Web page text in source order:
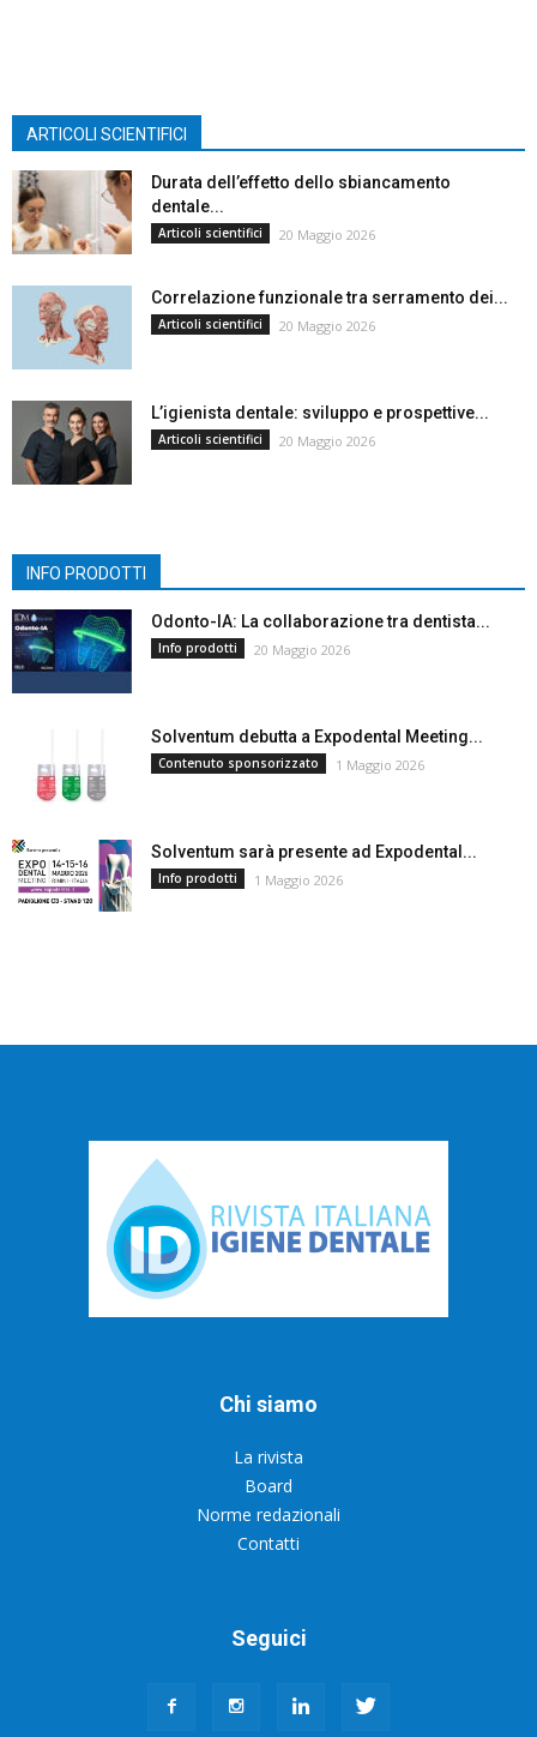
ARTICOLI SCIENTIFICI
Durata dell’effetto dello sbiancamento
dentale...
Articoli scientifici 20 Maggio 2026
Correlazione funzionale tra serramento dei...
Articoli scientifici 20 Maggio 2026
L’igienista dentale: sviluppo e prospettive...
Articoli scientifici 20 Maggio 2026
INFO PRODOTTI
Odonto-IA: La collaborazione tra dentista...
Info prodotti 20 Maggio 2026
Solventum debutta a Expodental Meeting...
Contenuto sponsorizzato 1 Maggio 2026
Solventum sarà presente ad Expodental...
Info prodotti 1 Maggio 2026
Chi siamo
La rivista
Board
Norme redazionali
Contatti
Seguici